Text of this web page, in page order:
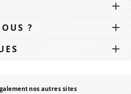
?
nos autres sites